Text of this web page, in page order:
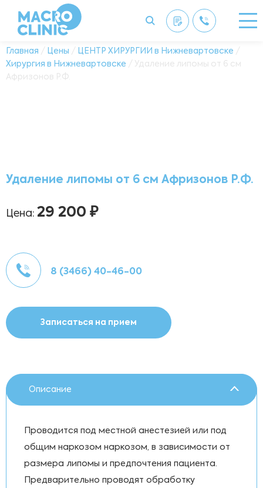
Главная / Цены / ЦЕНТР ХИРУРГИИ в Нижневартовске /
Хирургия в Нижневартовске / Удаление липомы от 6 см
Афризонов Р.Ф.
Удаление липомы от 6 см Афризонов Р.Ф.
Цена: 29 200 ₽
8 (3466) 40-46-00
Записаться на прием
Описание
Проводится под местной анестезией или под
общим наркозом наркозом, в зависимости от
размера липомы и предпочтения пациента.
Предварительно проводят обработку